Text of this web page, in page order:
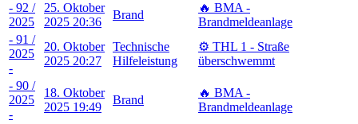
- 92 /
2025
25. Oktober
2025 20:36
Brand
🔥 BMA -
Brandmeldeanlage
- 91 /
2025
-
20. Oktober
2025 20:27
Technische
Hilfeleistung
⚙️ THL 1 - Straße
überschwemmt
- 90 /
2025
-
18. Oktober
2025 19:49
Brand
🔥 BMA -
Brandmeldeanlage